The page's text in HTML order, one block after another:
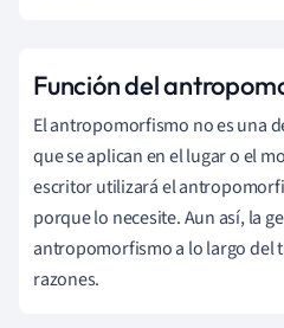
Función del
El antropomorfismo no es una
que se aplican en el lugar o el
escritor utilizará el
porque lo necesite. Aun así, la
antropomorfismo a lo largo del
razones.